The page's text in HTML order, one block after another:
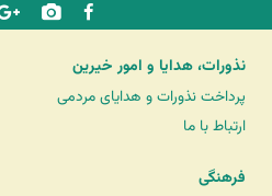
نذورات، هدایا و امور خیرین
پرداخت نذورات و هدایای مردمی
ارتباط با ما
فرهنگی